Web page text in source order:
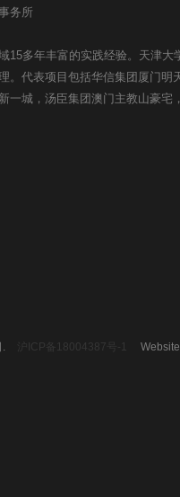
务所
15多年丰富的实践经验。天津
。代表项目包括华信集团厦门
一城，汤臣集团澳门主教山豪宅
沪ICP备18004387号-1 Website